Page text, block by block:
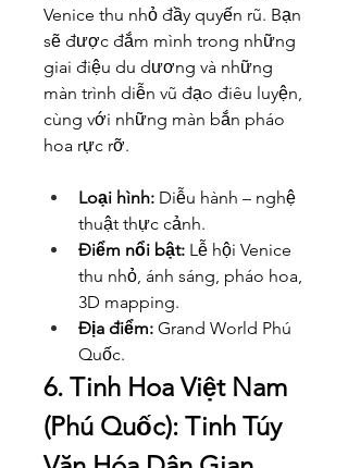
Venice thu nhỏ đầy quyến rũ. Bạn
sẽ được đắm mình trong những
giai điệu du dương và những
màn trình diễn vũ đạo điêu luyện,
cùng với những màn bắn pháo
hoa rực rỡ.
Loại hình: Diễu hành – nghệ
thuật thực cảnh.
Điểm nổi bật: Lễ hội Venice
thu nhỏ, ánh sáng, pháo hoa,
3D mapping.
Địa điểm: Grand World Phú
Quốc.
6. Tinh Hoa Việt Nam
(Phú Quốc): Tinh Túy